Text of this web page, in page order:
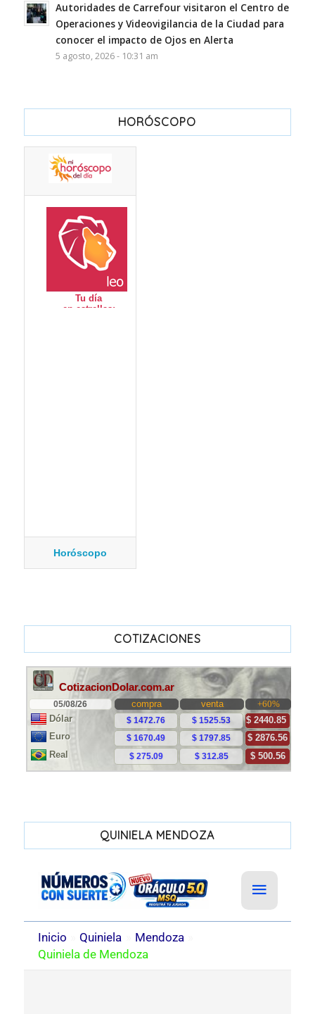
Autoridades de Carrefour visitaron el Centro de
Operaciones y Videovigilancia de la Ciudad para
conocer el impacto de Ojos en Alerta
5 agosto, 2026 - 10:31 am
HORÓSCOPO
Horóscopo
COTIZACIONES
QUINIELA MENDOZA